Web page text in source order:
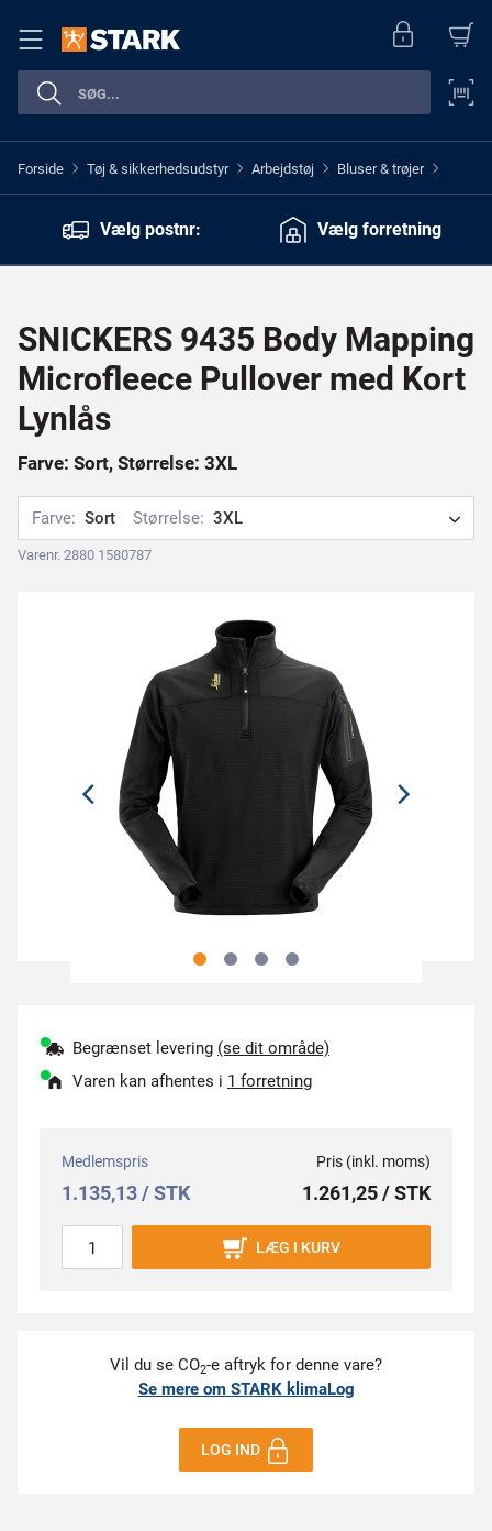
Forside > Tøj & sikkerhedsudstyr > Arbejdstøj > Bluser & trøjer >
Vælg postnr: Vælg forretning
SNICKERS 9435 Body Mapping
Microfleece Pullover med Kort
Lynlås
Farve: Sort, Størrelse: 3XL
Farve: Sort Størrelse: 3XL
Varenr. 2880 1580787
Begrænset levering (se dit område)
Varen kan afhentes i 1 forretning
Medlemspris
1.135,13 / STK
Pris (inkl. moms)
1.261,25 / STK
LÆG I KURV
Vil du se CO2-e aftryk for denne vare?
Se mere om STARK klimaLog
LOG IND